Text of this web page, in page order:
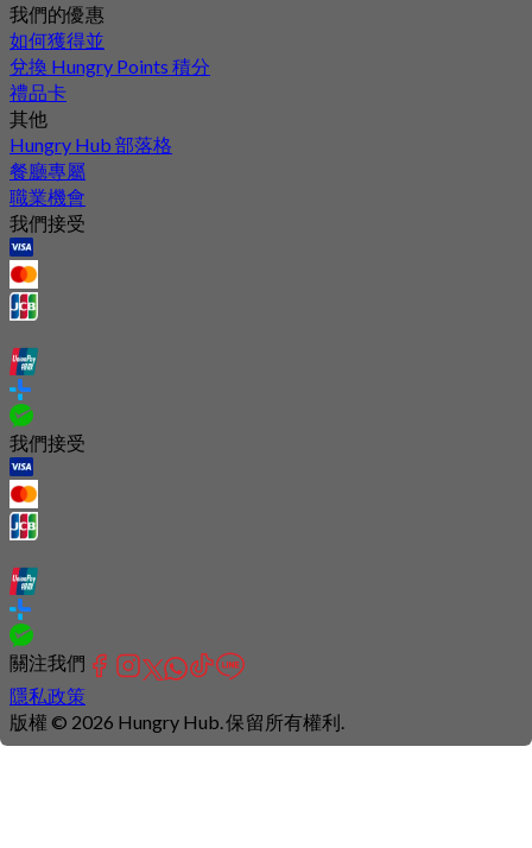
我們的優惠
如何獲得並
兌換 Hungry Points 積分
禮品卡
其他
Hungry Hub 部落格
餐廳專屬
職業機會
我們接受
我們接受
關注我們
隱私政策
版權 © 2026 Hungry Hub. 保留所有權利.
Connection